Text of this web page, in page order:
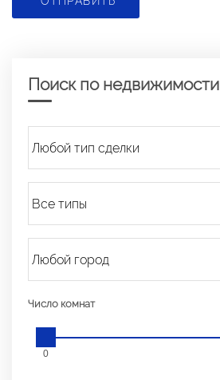
Поиск по недвижимости
Число комнат
0